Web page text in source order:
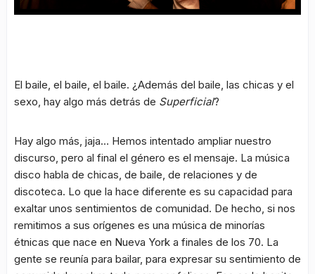
El baile, el baile, el baile. ¿Además del baile, las chicas y el
sexo, hay algo más detrás de Superficial?
Hay algo más, jaja… Hemos intentado ampliar nuestro
discurso, pero al final el género es el mensaje. La música
disco habla de chicas, de baile, de relaciones y de
discoteca. Lo que la hace diferente es su capacidad para
exaltar unos sentimientos de comunidad. De hecho, si nos
remitimos a sus orígenes es una música de minorías
étnicas que nace en Nueva York a finales de los 70. La
gente se reunía para bailar, para expresar su sentimiento de